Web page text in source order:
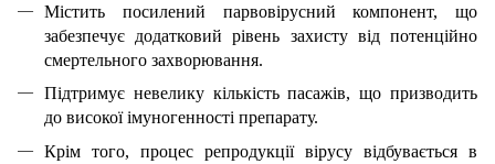
Містить посилений парвовірусний компонент, що
забезпечує додатковий рівень захисту від потенційно
смертельного захворювання.
Підтримує невелику кількість пасажів, що призводить
до високої імуногенності препарату.
Крім того, процес репродукції вірусу відбувається в